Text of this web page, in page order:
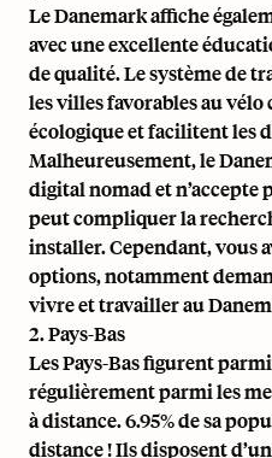
Le Danemark affiche
avec une excellente
de qualité. Le système de
les villes favorables au
écologique et facilitent les
Malheureusement, le
digital nomad et n’accepte
peut compliquer la
installer. Cependant, vous
options, notamment
vivre et travailler au
2. Pays-Bas
Les Pays-Bas figurent
régulièrement parmi les
à distance. 6.95% de sa
distance ! Ils disposent